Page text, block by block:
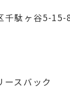
千駄ヶ谷5-
ースバック